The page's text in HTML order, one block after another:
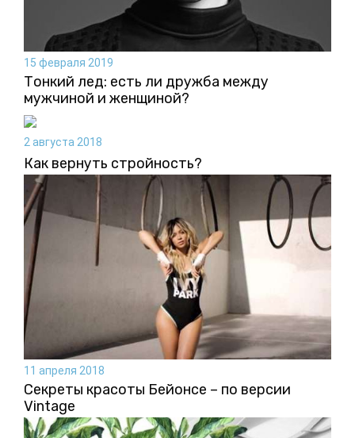
15 февраля 2019
Тонкий лед: есть ли дружба между
мужчиной и женщиной?
2 августа 2018
Как вернуть стройность?
11 апреля 2018
Секреты красоты Бейонсе – по версии
Vintage